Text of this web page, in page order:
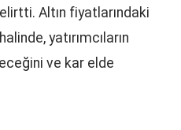
Altın fiyatlarındaki
yatırımcıların
ve kar elde